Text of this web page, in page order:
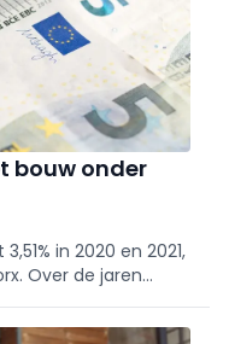
bouw onder
in 2020 en 2021,
Over de jaren
Confederatie Bouw